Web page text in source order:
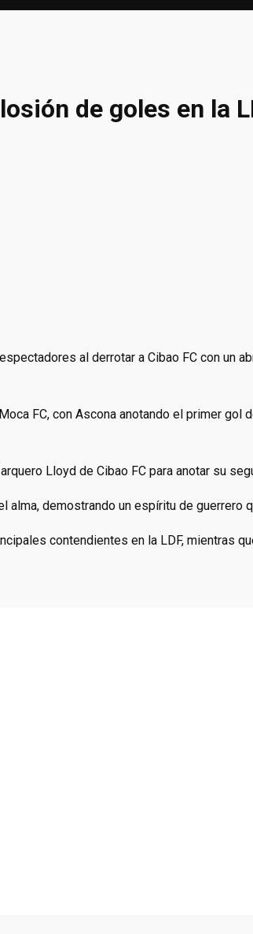
de goles en la
al derrotar a Cibao FC con un
FC, con Ascona anotando el primer
Lloyd de Cibao FC para anotar su
demostrando un espíritu de guerrero
contendientes en la LDF, mientras